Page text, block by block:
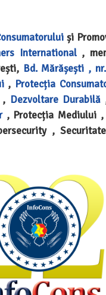
și
International,
Bd. Mărășești ,
, Protecția
Dezvoltare Durabilă
, Protecția Mediului
,